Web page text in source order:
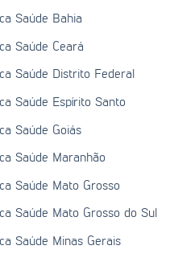
Saúde Bahia
Saúde Ceará
Saúde Distrito Federal
Saúde Espírito Santo
Saúde Goiás
Saúde Maranhão
Saúde Mato Grosso
Saúde Mato Grosso do Sul
Saúde Minas Gerais